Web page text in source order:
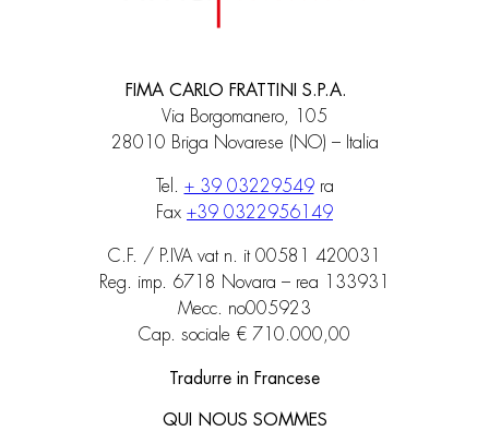
FIMA CARLO FRATTINI S.P.A.
Via Borgomanero, 105
28010 Briga Novarese (NO) – Italia
Tel. + 39 03229549ra
Fax +39 0322956149
C.F. / P.IVA vat n. it 00581 420031
Reg. imp. 6718 Novara – rea 133931
Mecc. no005923
Cap. sociale € 710.000,00
Tradurre in Francese
QUI NOUS SOMMES